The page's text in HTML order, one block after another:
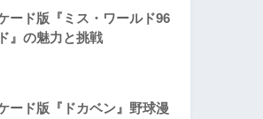
ード版『ミス・ワールド96
』の魅力と挑戦
ード版『ドカベン』野球漫